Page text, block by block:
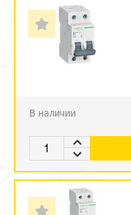
В наличии